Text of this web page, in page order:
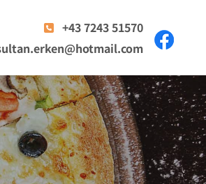
 +43 7243 51570